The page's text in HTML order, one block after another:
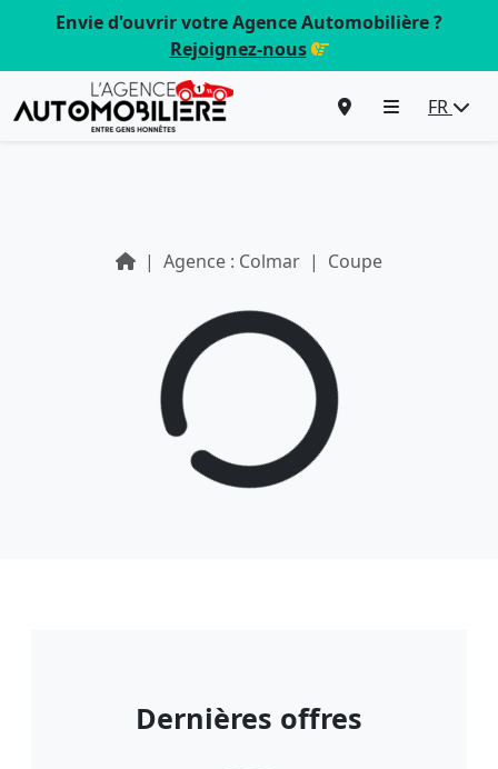
Envie d'ouvrir votre Agence Automobilière ?
Rejoignez-nous
FR
Agence : Colmar Coupe
Dernières offres